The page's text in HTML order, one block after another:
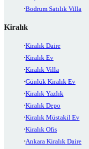
Bodrum Satılık Villa
Kiralık
Kiralık Daire
Kiralık Ev
Kiralık Villa
Günlük Kiralık Ev
Kiralık Yazlık
Kiralık Depo
Kiralık Müstakil Ev
Kiralık Ofis
Ankara Kiralık Daire